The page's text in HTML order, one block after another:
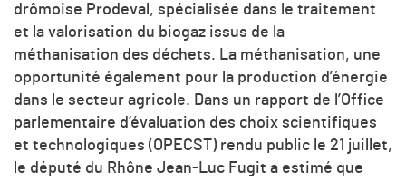
drômoise Prodeval, spécialisée dans le traitement
et la valorisation du biogaz issus de la
méthanisation des déchets. La méthanisation, une
opportunité également pour la production d’énergie
dans le secteur agricole. Dans un rapport de l’Office
parlementaire d’évaluation des choix scientifiques
et technologiques (OPECST) rendu public le 21 juillet,
le député du Rhône Jean-Luc Fugit a estimé que